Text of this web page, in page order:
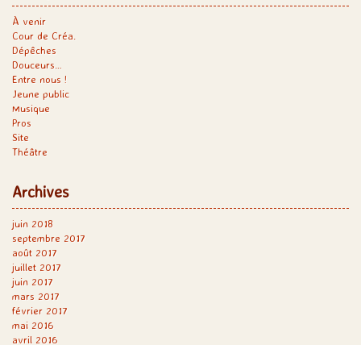
À venir
Cour de Créa.
Dépêches
Douceurs…
Entre nous !
Jeune public
Musique
Pros
Site
Théâtre
Archives
juin 2018
septembre 2017
août 2017
juillet 2017
juin 2017
mars 2017
février 2017
mai 2016
avril 2016